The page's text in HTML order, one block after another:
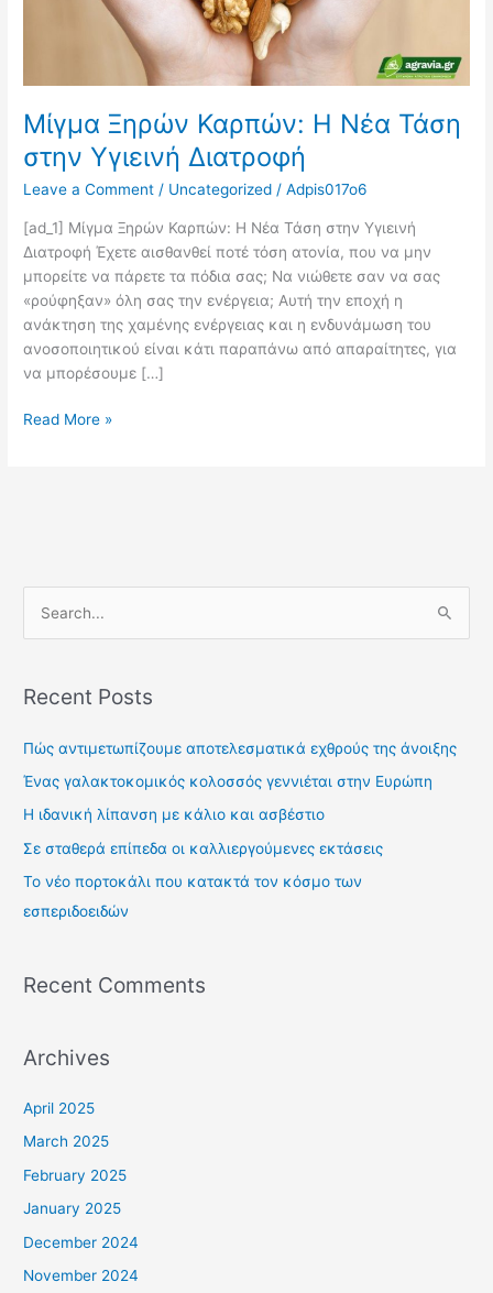
Μίγμα Ξηρών Καρπών: Η Νέα Τάση
στην Υγιεινή Διατροφή
Leave a Comment / Uncategorized /Adpis017o6
[ad_1] Μίγμα Ξηρών Καρπών: Η Νέα Τάση στην Υγιεινή
Διατροφή Έχετε αισθανθεί ποτέ τόση ατονία, που να μην
μπορείτε να πάρετε τα πόδια σας; Να νιώθετε σαν να σας
«ρούφηξαν» όλη σας την ενέργεια; Αυτή την εποχή η
ανάκτηση της χαμένης ενέργειας και η ενδυνάμωση του
ανοσοποιητικού είναι κάτι παραπάνω από απαραίτητες, για
να μπορέσουμε […]
Read More »
r
o
r
:
Recent Posts
Πώς αντιμετωπίζουμε αποτελεσματικά εχθρούς της άνοιξης
Ένας γαλακτοκομικός κολοσσός γεννιέται στην Ευρώπη
Η ιδανική λίπανση με κάλιο και ασβέστιο
Σε σταθερά επίπεδα οι καλλιεργούμενες εκτάσεις
Το νέο πορτοκάλι που κατακτά τον κόσμο των
εσπεριδοειδών
Recent Comments
Archives
April 2025
March 2025
February 2025
January 2025
December 2024
November 2024